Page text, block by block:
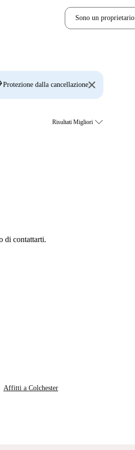
Sono un proprietario
Protezione dalla cancellazione
di contattarti.
Affitti a Colchester